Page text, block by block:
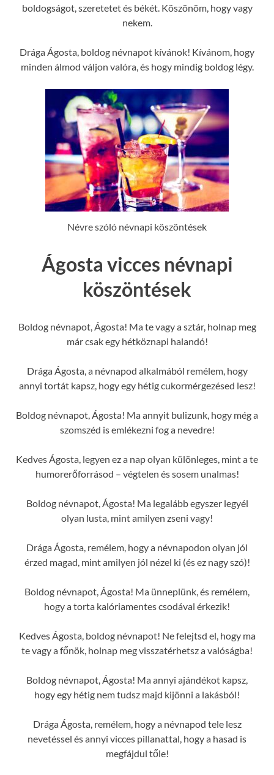
boldogságot, szeretetet és békét. Köszönöm, hogy vagy
nekem.
Drága Ágosta, boldog névnapot kívánok! Kívánom, hogy
minden álmod váljon valóra, és hogy mindig boldog légy.
Névre szóló névnapi köszöntések
Ágosta vicces névnapi
köszöntések
Boldog névnapot, Ágosta! Ma te vagy a sztár, holnap meg
már csak egy hétköznapi halandó!
Drága Ágosta, a névnapod alkalmából remélem, hogy
annyi tortát kapsz, hogy egy hétig cukormérgezésed lesz!
Boldog névnapot, Ágosta! Ma annyit bulizunk, hogy még a
szomszéd is emlékezni fog a nevedre!
Kedves Ágosta, legyen ez a nap olyan különleges, mint a te
humorerőforrásod – végtelen és sosem unalmas!
Boldog névnapot, Ágosta! Ma legalább egyszer legyél
olyan lusta, mint amilyen zseni vagy!
Drága Ágosta, remélem, hogy a névnapodon olyan jól
érzed magad, mint amilyen jól nézel ki (és ez nagy szó)!
Boldog névnapot, Ágosta! Ma ünneplünk, és remélem,
hogy a torta kalóriamentes csodával érkezik!
Kedves Ágosta, boldog névnapot! Ne felejtsd el, hogy ma
te vagy a főnök, holnap meg visszatérhetsz a valóságba!
Boldog névnapot, Ágosta! Ma annyi ajándékot kapsz,
hogy egy hétig nem tudsz majd kijönni a lakásból!
Drága Ágosta, remélem, hogy a névnapod tele lesz
nevetéssel és annyi vicces pillanattal, hogy a hasad is
megfájdul tőle!